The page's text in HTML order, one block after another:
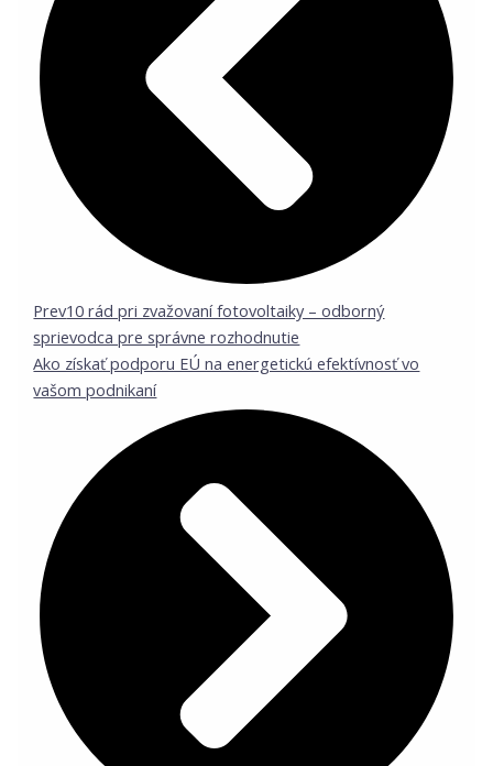
Prev10 rád pri zvažovaní fotovoltaiky – odborný
sprievodca pre správne rozhodnutie
Ako získať podporu EÚ na energetickú efektívnosť vo
vašom podnikaní